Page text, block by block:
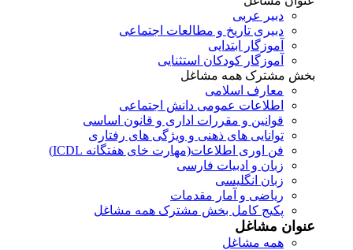
دبير عربی
دبیری تاریخ و مطالعات اجتماعی
آموزگار ابتدایی
آموزگار کودکان استثنایی
بخش مشترک همه مشاغل
معارف اسلامی
اطلاعات عمومی دانش اجتماعی
قوانین و مقررات اداری و قانون اساسی
توانایی های ذهنی و ویژگی های رفتاری
فن اوری اطلاعات(مهارت خای هفتگانه ICDL)
زبان و ادبیات فارسی
زبان انگلیسی
ریاضی و آمار مقدمات
پکیج کامل بخش مشترک همه مشاغل
عنوان مشاغل
همه مشاغل